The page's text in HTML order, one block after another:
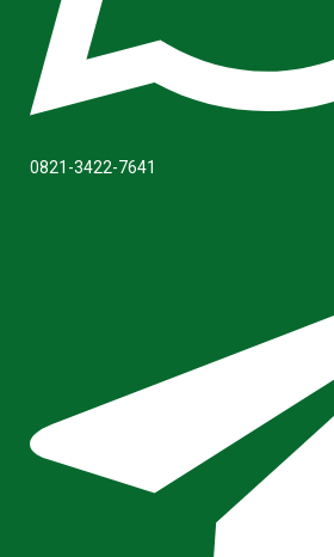
0821-3422-7641